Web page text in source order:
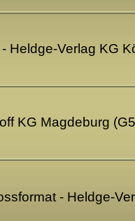
Heldge-Verlag KG
KG Magdeburg
- Heldge-